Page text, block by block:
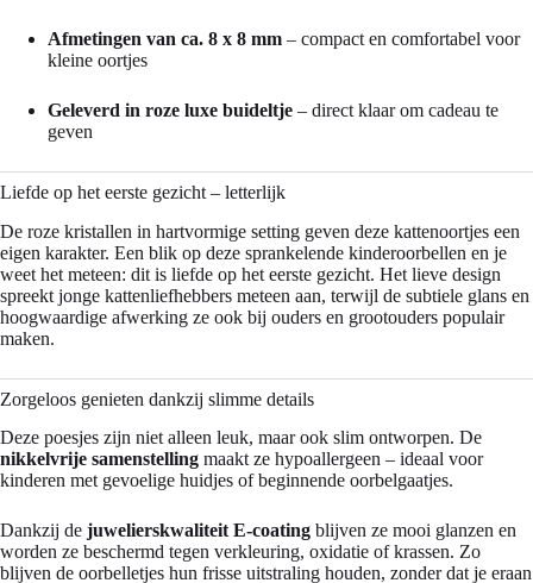
Afmetingen van ca. 8 x 8 mm – compact en comfortabel voor
kleine oortjes
Geleverd in roze luxe buideltje – direct klaar om cadeau te
geven
Liefde op het eerste gezicht – letterlijk
De roze kristallen in hartvormige setting geven deze kattenoortjes een
eigen karakter. Een blik op deze sprankelende kinderoorbellen en je
weet het meteen: dit is liefde op het eerste gezicht. Het lieve design
spreekt jonge kattenliefhebbers meteen aan, terwijl de subtiele glans en
hoogwaardige afwerking ze ook bij ouders en grootouders populair
maken.
Zorgeloos genieten dankzij slimme details
Deze poesjes zijn niet alleen leuk, maar ook slim ontworpen. De
nikkelvrije samenstelling maakt ze hypoallergeen – ideaal voor
kinderen met gevoelige huidjes of beginnende oorbelgaatjes.
Dankzij de juwelierskwaliteit E-coating blijven ze mooi glanzen en
worden ze beschermd tegen verkleuring, oxidatie of krassen. Zo
blijven de oorbelletjes hun frisse uitstraling houden, zonder dat je eraan